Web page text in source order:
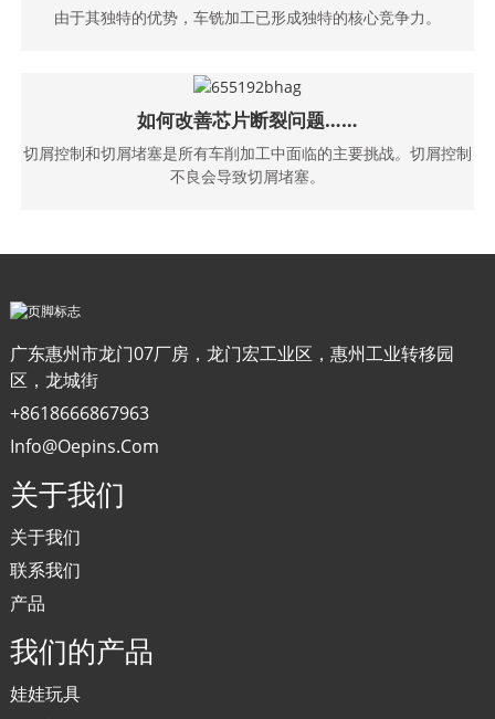
由于其独特的优势，车铣加工已形成独特的核心竞争力。
如何改善芯片断裂问题……
切屑控制和切屑堵塞是所有车削加工中面临的主要挑战。切屑控制
不良会导致切屑堵塞。
广东惠州市龙门07厂房，龙门宏工业区，惠州工业转移园
区，龙城街
+8618666867963
Info@oepins.com
关于我们
关于我们
联系我们
产品
我们的产品
娃娃玩具